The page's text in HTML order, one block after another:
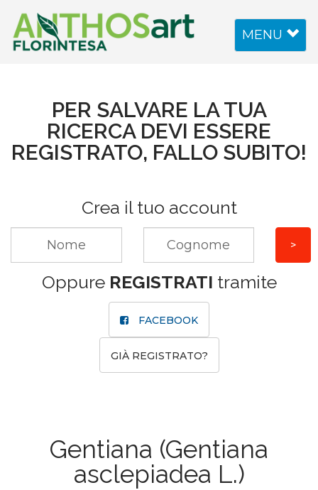
Toggle
navigation
MENU
PER SALVARE LA TUA
RICERCA DEVI ESSERE
REGISTRATO, FALLO SUBITO!
Crea il tuo account
Oppure REGISTRATI tramite
FACEBOOK
GIÀ REGISTRATO?
Gentiana (Gentiana
asclepiadea L.)